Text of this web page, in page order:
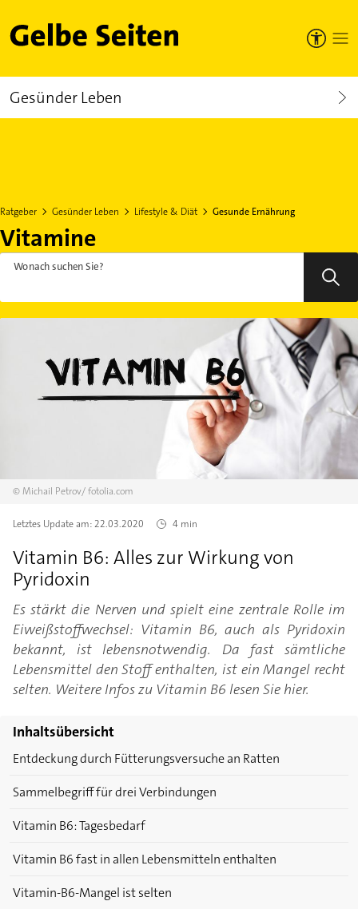
Gelbe Seiten
Gesünder Leben
Ratgeber Gesünder Leben Lifestyle & Diät Gesunde Ernährung
Vitamine
Wonach suchen Sie?
©Michail Petrov/fotolia.com
Letztes Update am:22.03.2020 4 min
Vitamin B6: Alles zur Wirkung von
Pyridoxin
Es stärkt die Nerven und spielt eine zentrale Rolle im
Eiweißstoffwechsel: Vitamin B6, auch als Pyridoxin
bekannt, ist lebensnotwendig. Da fast sämtliche
Lebensmittel den Stoff enthalten, ist ein Mangel recht
selten. Weitere Infos zu Vitamin B6 lesen Sie hier.
Inhaltsübersicht
Entdeckung durch Fütterungsversuche an Ratten
Sammelbegriff für drei Verbindungen
Vitamin B6: Tagesbedarf
Vitamin B6 fast in allen Lebensmitteln enthalten
Vitamin-B6-Mangel ist selten